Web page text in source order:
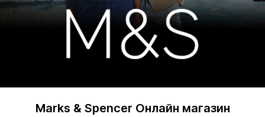
Marks & Spencer Онлайн магазин